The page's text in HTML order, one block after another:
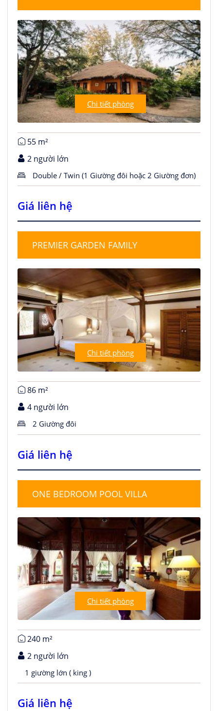
Chi tiết phòng
55 m²
2 người lớn
Double / Twin (1 Giường đôi hoặc 2 Giường đơn)
Giá liên hệ
PREMIER GARDEN FAMILY
Chi tiết phòng
86 m²
4 người lớn
2 Giường đôi
Giá liên hệ
ONE BEDROOM POOL VILLA
Chi tiết phòng
240 m²
2 người lớn
1 giường lớn ( king )
Giá liên hệ